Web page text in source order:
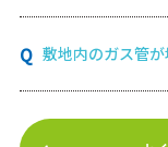
敷地内のガス管が